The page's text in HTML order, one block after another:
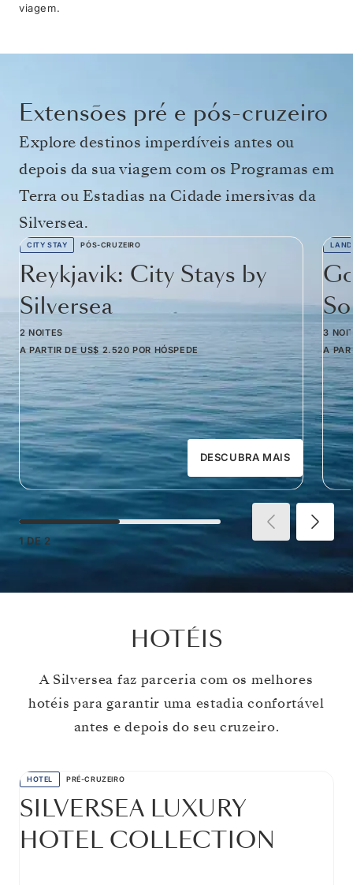
viagem.
Extensões pré e pós-cruzeiro
Explore destinos imperdíveis antes ou
depois da sua viagem com os Programas em
Terra ou Estadias na Cidade imersivas da
Silversea.
CITY STAY PÓS-CRUZEIRO
Reykjavik: City Stays by
Silversea
2 NOITES
A PARTIR DE US$ 2.520 POR HÓSPEDE
DESCUBRA MAIS
3
A
1 DE 2
HOTÉIS
A Silversea faz parceria com os melhores
hotéis para garantir uma estadia confortável
antes e depois do seu cruzeiro.
HOTEL PRÉ-CRUZEIRO
SILVERSEA LUXURY
HOTEL COLLECTION